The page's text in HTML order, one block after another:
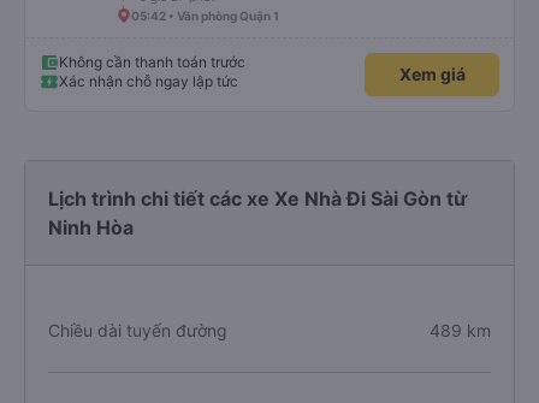
05:42 • Văn phòng Quận 1
Không cần thanh toán trước
Xác nhận chỗ ngay lập tức
Xem giá
Lịch trình chi tiết các xe Xe Nhà Đi Sài Gòn từ
Ninh Hòa
Chiều dài tuyến đường 489 km